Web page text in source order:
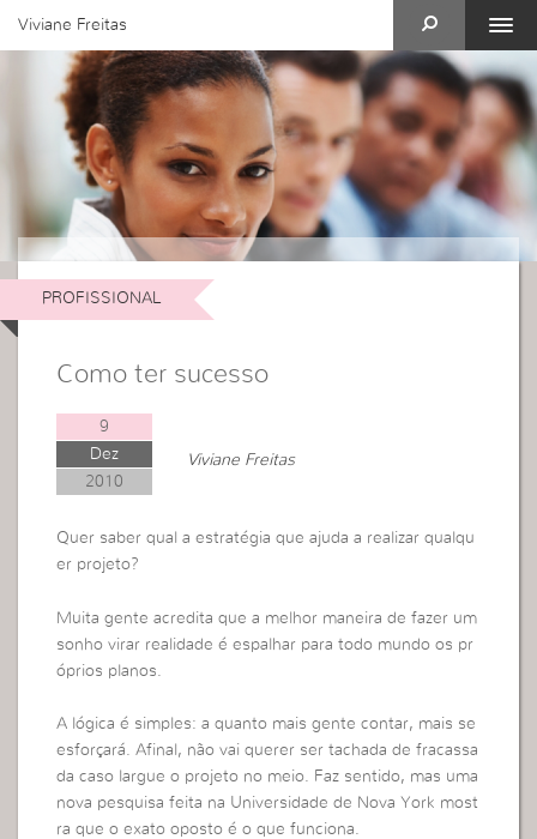
Viviane Freitas
PROFISSIONAL
Como ter sucesso
9
Dez
2010
Viviane Freitas
Quer saber qual a estratégia que ajuda a realizar qualqu
er projeto?
Muita gente acredita que a melhor maneira de fazer um
sonho virar realidade é espalhar para todo mundo os pr
óprios planos.
A lógica é simples: a quanto mais gente contar, mais se
esforçará. Afinal, não vai querer ser tachada de fracassa
da caso largue o projeto no meio. Faz sentido, mas uma
nova pesquisa feita na Universidade de Nova York most
ra que o exato oposto é o que funciona.